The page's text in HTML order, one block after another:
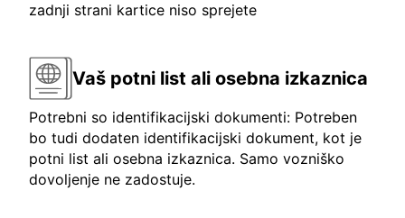
zadnji strani kartice niso sprejete
Vaš potni list ali osebna izkaznica
Potrebni so identifikacijski dokumenti: Potreben
bo tudi dodaten identifikacijski dokument, kot je
potni list ali osebna izkaznica. Samo vozniško
dovoljenje ne zadostuje.